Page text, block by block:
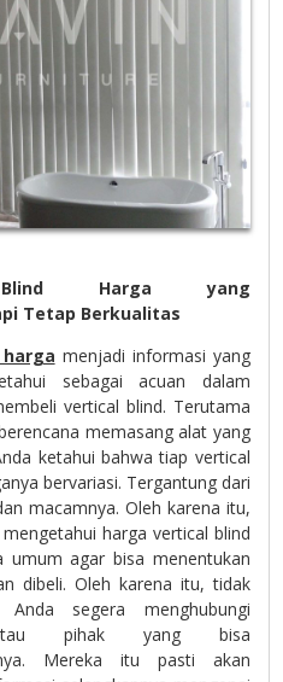
Harga yang
Tetap Berkualitas
menjadi informasi yang
sebagai acuan dalam
vertical blind. Terutama
memasang alat yang
ketahui bahwa tiap vertical
bervariasi. Tergantung dari
macamnya. Oleh karena itu,
harga vertical blind
umum agar bisa menentukan
dibeli. Oleh karena itu, tidak
segera menghubungi
pihak yang bisa
Mereka itu pasti akan